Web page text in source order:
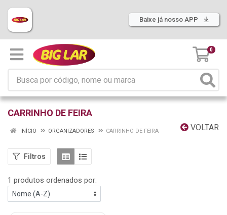
Baixe já nosso APP
0
CARRINHO DE FEIRA
VOLTAR
INÍCIO ORGANIZADORES CARRINHO DE FEIRA
Filtros
1 produtos ordenados por: